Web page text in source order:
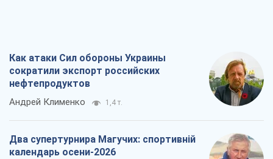
Как атаки Сил обороны Украины
сократили экспорт российских
нефтепродуктов
Андрей Клименко 1,4 т.
Два супертурнира Магучих: спортивній
календарь осени-2026